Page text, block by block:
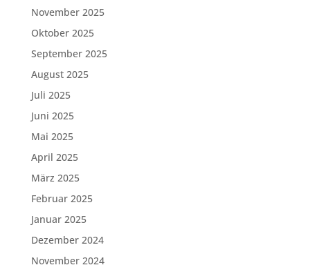
November 2025
Oktober 2025
September 2025
August 2025
Juli 2025
Juni 2025
Mai 2025
April 2025
März 2025
Februar 2025
Januar 2025
Dezember 2024
November 2024